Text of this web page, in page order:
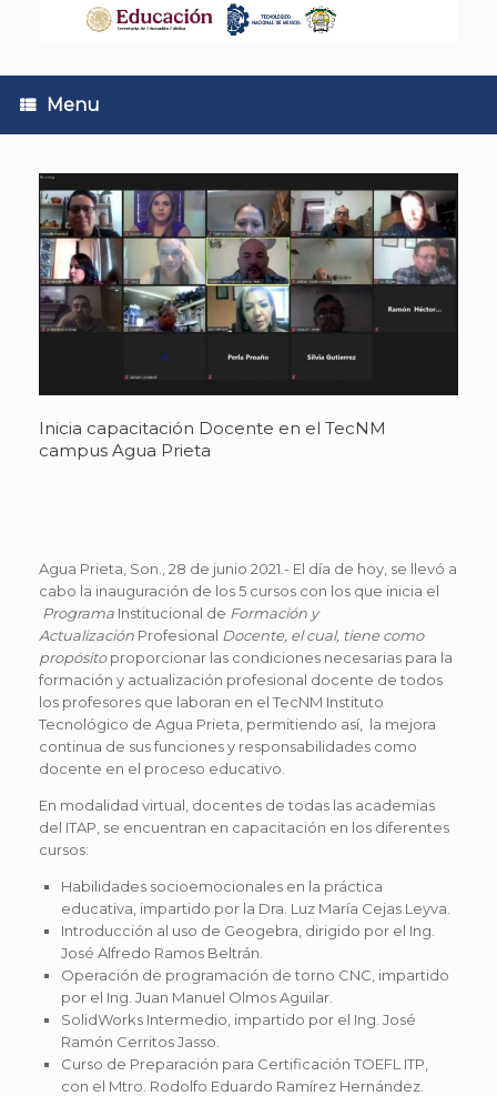
Menu
Inicia capacitación Docente en el TecNM
campus Agua Prieta
Agua Prieta, Son., 28 de junio 2021.- El día de hoy, se llevó a
cabo la inauguración de los 5 cursos con los que inicia el
Programa Institucional de Formación y
Actualización Profesional Docente, el cual, tiene como
propósitoproporcionar las condiciones necesarias para la
formación y actualización profesional docente de todos
los profesores que laboran en el TecNM Instituto
Tecnológico de Agua Prieta, permitiendo así, la mejora
continua de sus funciones y responsabilidades como
docente en el proceso educativo.
En modalidad virtual, docentes de todas las academias
del ITAP, se encuentran en capacitación en los diferentes
cursos:
Habilidades socioemocionales en la práctica
educativa, impartido por la Dra. Luz María Cejas Leyva.
Introducción al uso de Geogebra, dirigido por el Ing.
José Alfredo Ramos Beltrán.
Operación de programación de torno CNC, impartido
por el Ing. Juan Manuel Olmos Aguilar.
SolidWorks Intermedio, impartido por el Ing. José
Ramón Cerritos Jasso.
Curso de Preparación para Certificación TOEFL ITP,
con el Mtro. Rodolfo Eduardo Ramírez Hernández.